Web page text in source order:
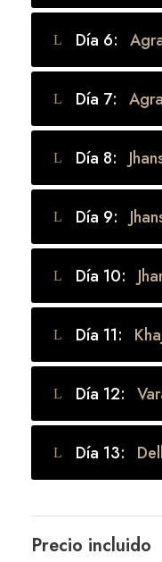
Día 6:
Día 7:
Día 8:
Día 9:
Día 10:
Día 11:
Día 12:
Día 13:
Precio incluido